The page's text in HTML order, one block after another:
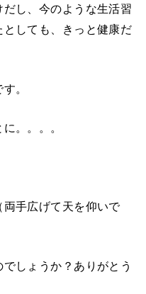
し、今のような生活習
しても、きっと健康だ
。
。。。。
手広げて天を仰いで
しょうか？ありがとう